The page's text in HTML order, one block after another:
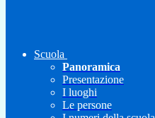
Scuola
Panoramica
Presentazione
I luoghi
Le persone